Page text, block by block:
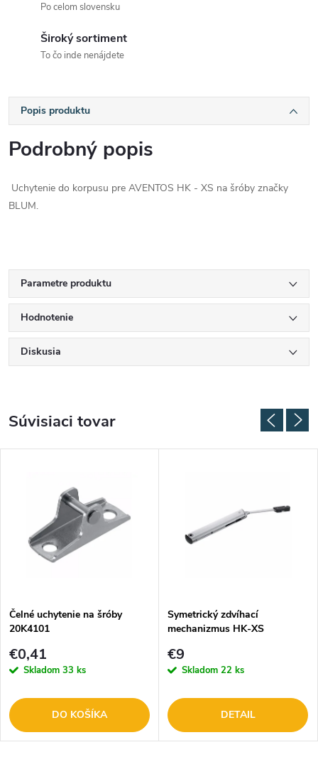
Po celom slovensku
Široký sortiment
To čo inde nenájdete
Popis produktu
Podrobný popis
Uchytenie do korpusu pre AVENTOS HK - XS na šróby značky
BLUM.
Parametre produktu
Hodnotenie
Diskusia
Súvisiaci tovar
Čelné uchytenie na šróby
20K4101
€0,41
Skladom 33 ks
DO KOŠÍKA
Symetrický zdvíhací
mechanizmus HK-XS
€9
Skladom 22 ks
DETAIL